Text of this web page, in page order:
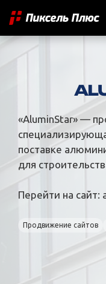
«AluminStar» —
поставке
для
Перейти на сайт:
Продвижение сайтов